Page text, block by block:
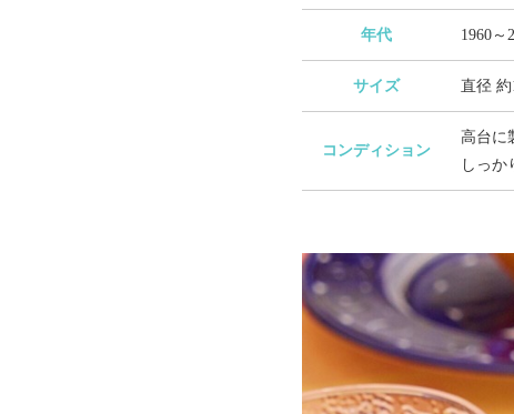
年代 1960～
サイズ 直径 約
コンディション
高台に
しっか